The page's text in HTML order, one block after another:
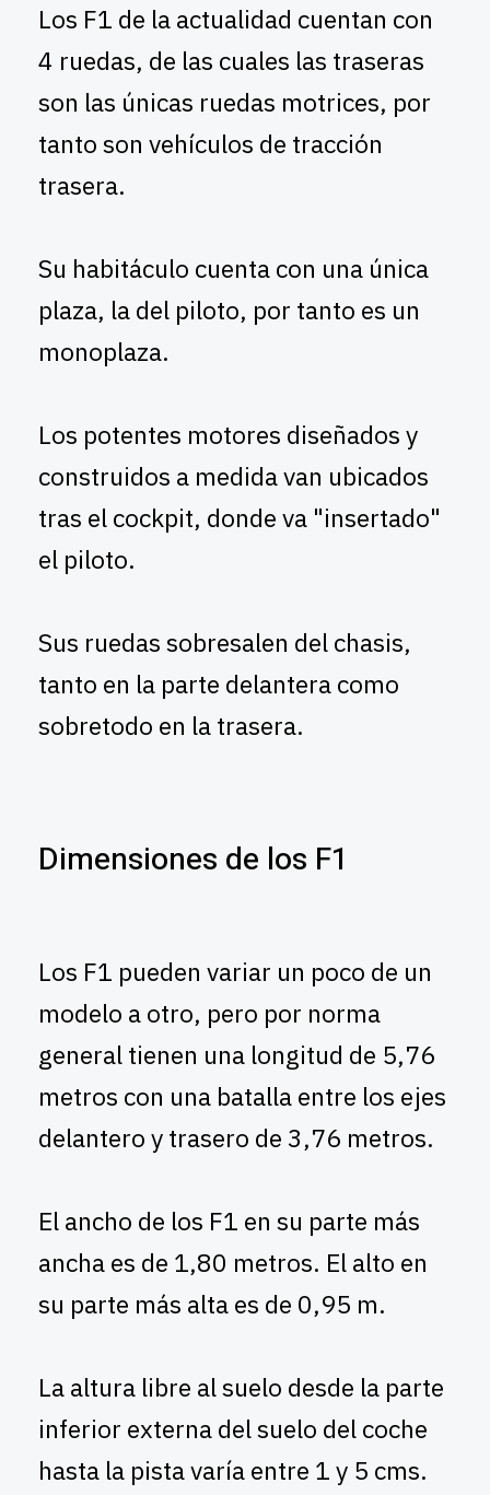
Los F1 de la actualidad cuentan con
4 ruedas, de las cuales las traseras
son las únicas ruedas motrices, por
tanto son vehículos de tracción
trasera.
Su habitáculo cuenta con una única
plaza, la del piloto, por tanto es un
monoplaza.
Los potentes motores diseñados y
construidos a medida van ubicados
tras el cockpit, donde va "insertado"
el piloto.
Sus ruedas sobresalen del chasis,
tanto en la parte delantera como
sobretodo en la trasera.
Dimensiones de los F1
Los F1 pueden variar un poco de un
modelo a otro, pero por norma
general tienen una longitud de 5,76
metros con una batalla entre los ejes
delantero y trasero de 3,76 metros.
El ancho de los F1 en su parte más
ancha es de 1,80 metros. El alto en
su parte más alta es de 0,95 m.
La altura libre al suelo desde la parte
inferior externa del suelo del coche
hasta la pista varía entre 1 y 5 cms.